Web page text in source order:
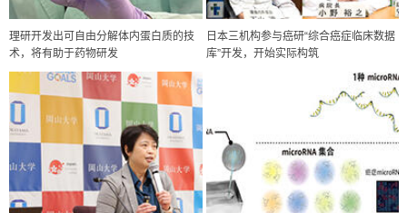
理研开发出可自由分解体内蛋白质的技
术，将有助于药物研发
日本三机构参与癌研“综合癌症临床数据
库”开发，开始实际构筑